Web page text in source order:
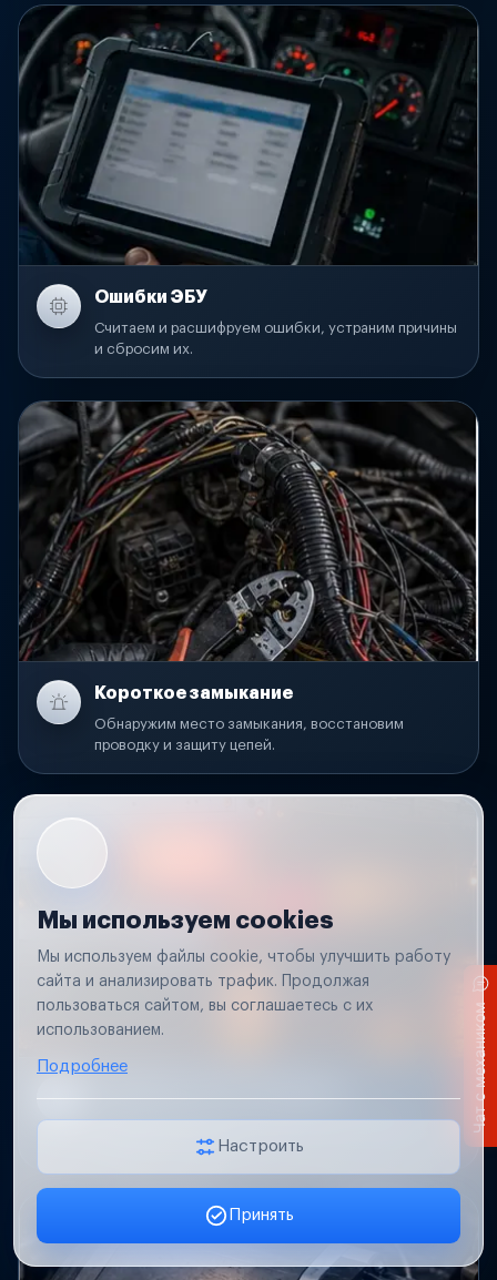
Ошибки ЭБУ
Считаем и расшифруем ошибки, устраним причины
и сбросим их.
Короткое замыкание
Обнаружим место замыкания, восстановим
проводку и защиту цепей.
Проверим проводку и разъемы, восстановим
освещение прицепа.
Мы используем cookies
Мы используем файлы cookie, чтобы улучшить работу
сайта и анализировать трафик. Продолжая
пользоваться сайтом, вы соглашаетесь с их
использованием.
Подробнее
Настроить
Принять
Заявка онлайн
Чат с механиком